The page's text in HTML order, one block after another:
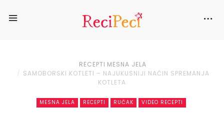
RECEPTI MESNA JELA
SAMOBORSKI KOTLETI – NAJUKUSNIJI NAČIN SPREMANJA
KOTLETA
MESNA JELA RECEPTI RUČAK VIDEO RECEPTI